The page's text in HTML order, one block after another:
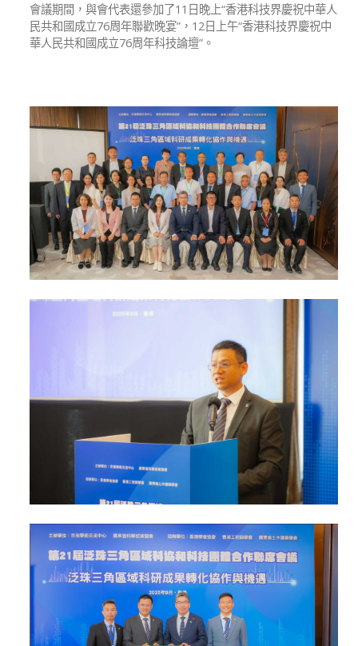
會議期間，與會代表還參加了11日晚上“香港科技界慶祝中華人
民共和國成立76周年聯歡晚宴”，12日上午“香港科技界慶祝中
華人民共和國成立76周年科技論壇”。